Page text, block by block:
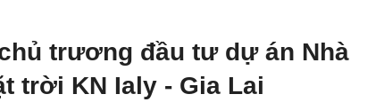
trương đầu tư dự án Nhà
trời KN Ialy - Gia Lai